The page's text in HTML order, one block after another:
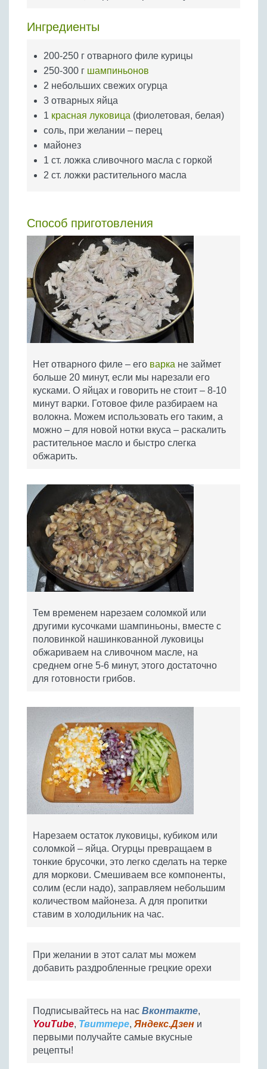
Яйца
Ингредиенты
200-250 г отварного филе курицы
250-300 г шампиньонов
2 небольших свежих огурца
3 отварных яйца
1 красная луковица (фиолетовая, белая)
соль, при желании – перец
майонез
1 ст. ложка сливочного масла с горкой
2 ст. ложки растительного масла
Способ приготовления
Нет отварного филе – его варка не займет
больше 20 минут, если мы нарезали его
кусками. О яйцах и говорить не стоит – 8-10
минут варки. Готовое филе разбираем на
волокна. Можем использовать его таким, а
можно – для новой нотки вкуса – раскалить
растительное масло и быстро слегка
обжарить.
Тем временем нарезаем соломкой или
другими кусочками шампиньоны, вместе с
половинкой нашинкованной луковицы
обжариваем на сливочном масле, на
среднем огне 5-6 минут, этого достаточно
для готовности грибов.
Нарезаем остаток луковицы, кубиком или
соломкой – яйца. Огурцы превращаем в
тонкие брусочки, это легко сделать на терке
для моркови. Смешиваем все компоненты,
солим (если надо), заправляем небольшим
количеством майонеза. А для пропитки
ставим в холодильник на час.
При желании в этот салат мы можем
добавить раздробленные грецкие орехи
Подписывайтесь на нас Вконтакте,
YouTube, Твиттере, Яндекс.Дзен и
первыми получайте самые вкусные
рецепты!